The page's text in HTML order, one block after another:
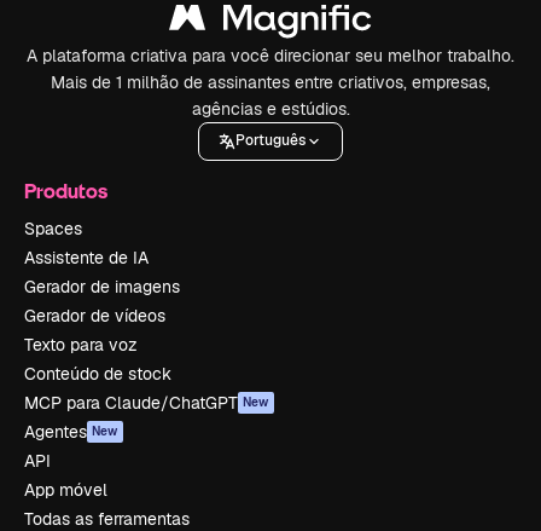
A plataforma criativa para você direcionar seu melhor trabalho.
Mais de 1 milhão de assinantes entre criativos, empresas,
agências e estúdios.
Português
Produtos
Spaces
Assistente de IA
Gerador de imagens
Gerador de vídeos
Texto para voz
Conteúdo de stock
MCP para Claude/ChatGPT New
Agentes New
API
App móvel
Todas as ferramentas